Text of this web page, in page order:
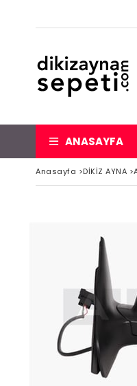
ANASAYFA
Anasayfa >DİKİZ AYNA >